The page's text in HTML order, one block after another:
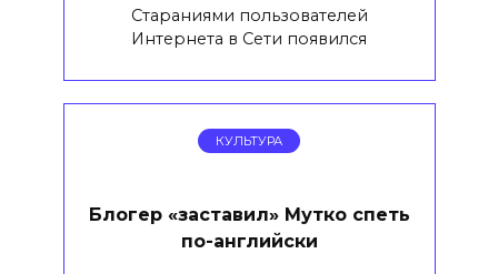
Стараниями пользователей
Интернета в Сети появился
КУЛЬТУРА
Блогер «заставил» Мутко спеть
по-английски